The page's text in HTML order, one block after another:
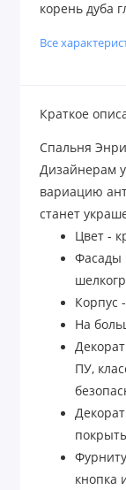
корень дуба
Все
Краткое
Спальня
Дизайнерам
вариацию
станет
Цвет -
Фасады
Корпус
На
ПУ,
кнопка